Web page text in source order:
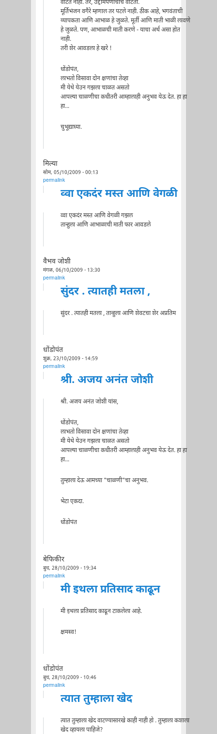
वाटत नाही. तर, उद्दामपणाचाच वाटतो.
मूर्तिभंजन वगैरे म्हणाल तर पटले नाही. ठीक आहे, भगवंताची
व्यापकता आणि आभाळ हे जुळते. मूर्ती आणि माती भाळी लावणे
हे जुळते. पण, आभाळची माती करणे - याचा अर्थ असा होत
नाही.
तरी शेर आवडला हे खरे !
धोंडोपंत,
लाभतो विसावा दोन क्षणांचा तेव्हा
मी येथे येउन गझला चाळत असतो
आपल्या चाळणीचा कधीतरी आम्हालाही अनुभव येऊ देत. हा हा
हा...
चुभूद्याघ्या.
मिल्या
सोम, 05/10/2009 - 00:13
permalink
व्वा एकदंर मस्त आणि वेगळी
व्वा एकदंर मस्त आणि वेगळी गझल
तान्हुला आणि आभाळाची माती फार आवडले
वैभव जोशी
मंगळ, 06/10/2009 - 13:30
permalink
सुंदर . त्यातही मतला ,
सुंदर . त्यातही मतला , तान्हुला आणि शेवटचा शेर अप्रतिम
धोंडोपंत
शुक्र, 23/10/2009 - 14:59
permalink
श्री. अजय अनंत जोशी
श्री. अजय अनंत जोशी यांस,
धोंडोपंत,
लाभतो विसावा दोन क्षणांचा तेव्हा
मी येथे येउन गझला चाळत असतो
आपल्या चाळणीचा कधीतरी आम्हालाही अनुभव येऊ देत. हा हा
हा...
तुम्हाला देऊ आमच्या "चाळणी"चा अनुभव.
भेटा एकदा.
धोंडोपंत
बेफिकीर
बुध, 28/10/2009 - 19:34
permalink
मी इथला प्रतिसाद काढून
मी इथला प्रतिसाद काढून टाकलेला आहे.
क्षमस्व!
धोंडोपंत
बुध, 28/10/2009 - 10:46
permalink
त्यात तुम्हाला खेद
त्यात तुम्हाला खेद वाटण्यासारखे काही नाही हो . तुम्हाला कशाला
खेद व्हायला पाहिजे?